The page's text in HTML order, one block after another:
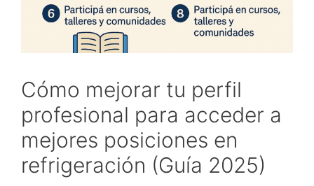
Cómo mejorar tu perfil
profesional para acceder a
mejores posiciones en
refrigeración (Guía 2025)